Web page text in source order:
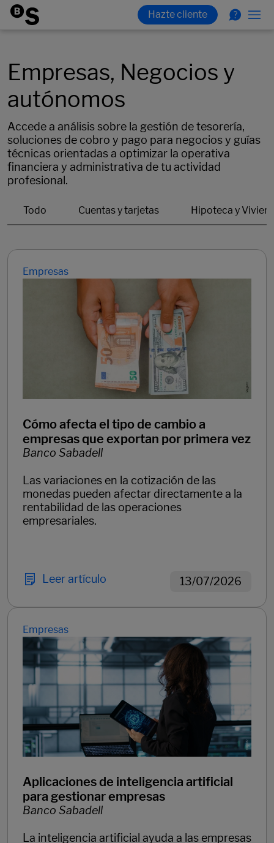
Empresas, Negocios y
autónomos
Accede a análisis sobre la gestión de tesorería,
soluciones de cobro y pago para negocios y guías
técnicas orientadas a optimizar la operativa
financiera y administrativa de tu actividad
profesional.
Empresas
Cómo afecta el tipo de cambio a
empresas que exportan por primera vez
Banco Sabadell
Las variaciones en la cotización de las
monedas pueden afectar directamente a la
rentabilidad de las operaciones
empresariales.
Leer artículo 13/07/2026
Empresas
Aplicaciones de inteligencia artificial
para gestionar empresas
Banco Sabadell
La inteligencia artificial ayuda a las empresas